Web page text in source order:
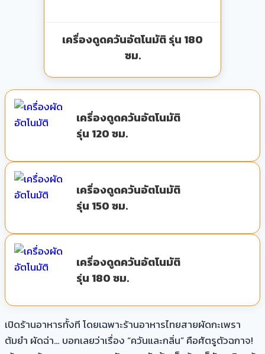
เครื่องดูดควันอัตโนมัติ รุ่น 180
ซม.
เครื่องดูดควันอัตโนมัติ
รุ่น 120 ซม.
เครื่องดูดควันอัตโนมัติ
รุ่น 150 ซม.
เครื่องดูดควันอัตโนมัติ
รุ่น 180 ซม.
เปิดร้านอาหารทั้งที โดยเฉพาะร้านอาหารไทยสายผัดกะเพรา
ต้มยำ ผัดฉ่า… บอกเลยว่าเรื่อง “ควันและกลิ่น” คือศัตรูตัวฉกาจ!